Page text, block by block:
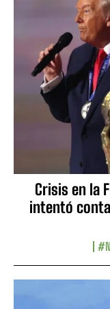
Crisis en la
intentó